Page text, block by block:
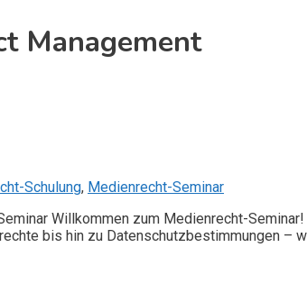
Management
Schulung, Medienrecht-Seminar
Willkommen zum Medienrecht-
bis hin zu Datenschutzbestimmungen